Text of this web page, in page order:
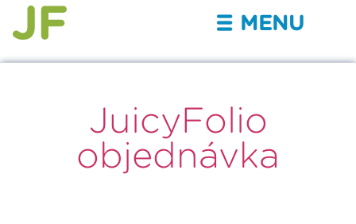
III MENU
JuicyFolio
objednávka